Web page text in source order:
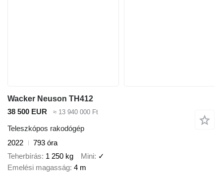
Wacker Neuson TH412
38 500 EUR
≈ 13 940 000 Ft
Teleszkópos rakodógép
2022
793 óra
Teherbírás 1 250 kg Mini ✓
Emelési magasság 4 m